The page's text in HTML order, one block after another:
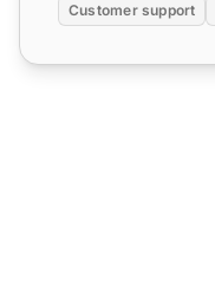
Customer support